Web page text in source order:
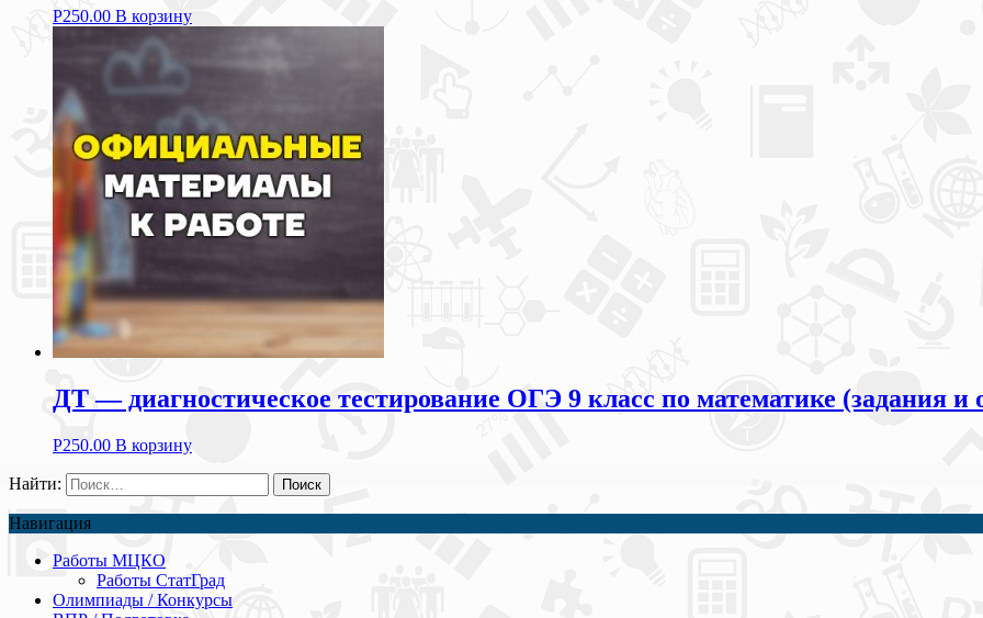
Р250.00 В корзину
ДТ — диагностическое тестирование ОГЭ 9 класс по математике (задания и
Р250.00 В корзину
Найти:
Навигация
Работы МЦКО
Работы СтатГрад
Олимпиады / Конкурсы